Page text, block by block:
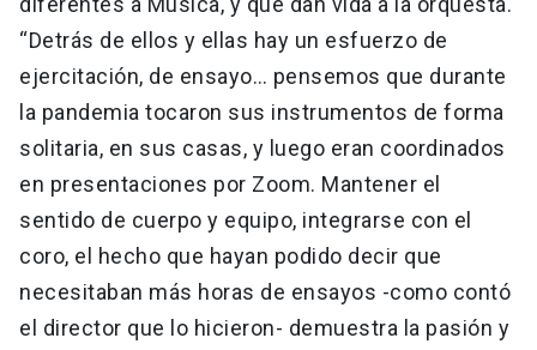
“Detrás de ellos y ellas hay un esfuerzo de
ejercitación, de ensayo… pensemos que durante
la pandemia tocaron sus instrumentos de forma
solitaria, en sus casas, y luego eran coordinados
en presentaciones por Zoom. Mantener el
sentido de cuerpo y equipo, integrarse con el
coro, el hecho que hayan podido decir que
necesitaban más horas de ensayos -como contó
el director que lo hicieron- demuestra la pasión y